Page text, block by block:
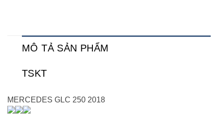
MÔ TẢ SẢN PHẨM
TSKT
MERCEDES GLC 250 2018